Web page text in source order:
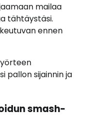
mailaa
tähtäystäsi.
ennen
pallon sijainnin ja
smash-